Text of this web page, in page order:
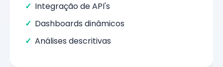
Integração de API's
Dashboards dinâmicos
Análises descritivas